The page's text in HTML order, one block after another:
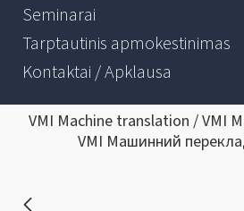
Seminarai
Tarptautinis apmokestinimas
Kontaktai / Apklausa
VMI Machine translation / VMI
VMI Машинний